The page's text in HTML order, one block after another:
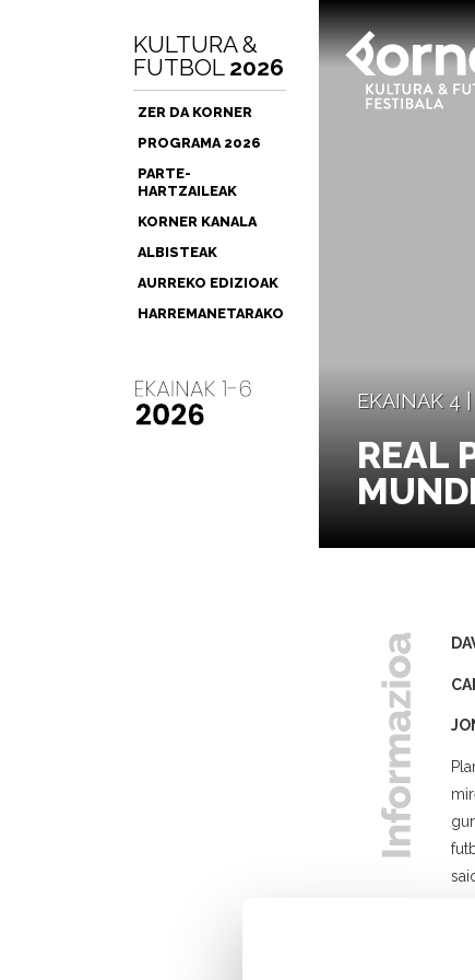
KULTURA &
FUTBOL 2026
ZER DA KORNER
PROGRAMA 2026
PARTE-
HARTZAILEAK
KORNER KANALA
ALBISTEAK
AURREKO EDIZIOAK
HARREMANETARAKO
EKAINAK 4
REAL